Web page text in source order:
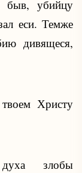
быв, убийцу
еси. Темже
дивящеся,
Христу
злобы